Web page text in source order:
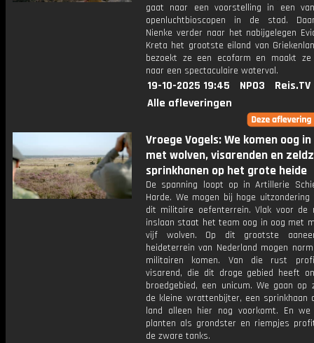
gaat naar een voorstelling in een
openluchtbioscopen in de stad.
Nienke verder naar het nabijgelegen
Kreta het grootste eiland van
bezoekt ze een ecofarm en maakt
naar een spectaculaire waterval.
19-10-2025 19:45 NPO3
Reis.TV
Alle afleveringen
Vroege Vogels: We komen oog
met wolven, visarenden en
sprinkhanen op het grote heide
De spanning loopt op in Artillerie
Harde. We mogen bij hoge
dit militaire oefenterrein. Vlak voor de
inslaan staat het team oog in oog met
vijf wolven. Op dit grootste
heideterrein van Nederland mogen
militairen komen. Van die rust
visarend, die dit droge gebied heeft
broedgebied, een unicum. We gaan op
de kleine wrattenbijter, een sprinkhaan
land alleen hier nog voorkomt. En
planten als grondster en riempjes
de zware tanks.